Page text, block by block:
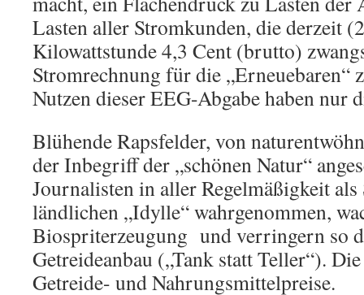
Lasten aller Stromkunden, die derzeit
Kilowattstunde 4,3 Cent (brutto)
Stromrechnung für die „Erneuebaren“
Nutzen dieser EEG-Abgabe haben nur
Blühende Rapsfelder, von
der Inbegriff der „schönen Natur“
Journalisten in aller Regelmäßigkeit
ländlichen „Idylle“ wahrgenommen,
Biospriterzeugung und verringern so
Getreideanbau („Tank statt Teller“).
Getreide- und Nahrungsmittelpreise.